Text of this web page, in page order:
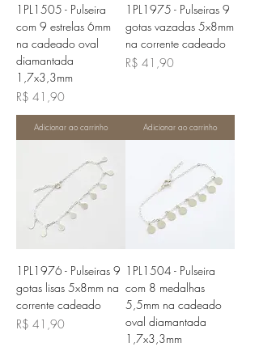
1PL1505 - Pulseira
com 9 estrelas 6mm
na cadeado oval
diamantada
1,7x3,3mm
Preço
R$ 41,90
Adicionar ao carrinho
1PL1975 - Pulseiras 9
gotas vazadas 5x8mm
na corrente cadeado
Preço
R$ 41,90
Adicionar ao carrinho
1PL1976 - Pulseiras 9
gotas lisas 5x8mm na
corrente cadeado
Preço
R$ 41,90
1PL1504 - Pulseira
com 8 medalhas
5,5mm na cadeado
oval diamantada
1,7x3,3mm